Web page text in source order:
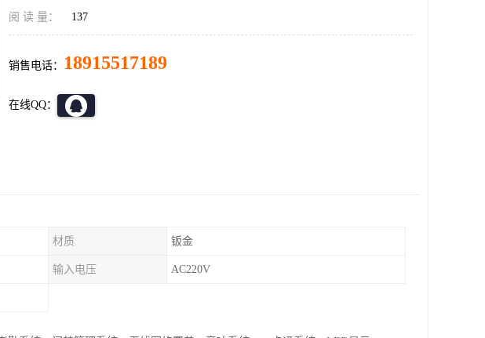
阅 读 量： 137
销售电话： 18915517189
在线QQ：
材质 钣金
输入电压 AC220V